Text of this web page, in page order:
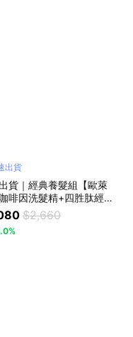
出貨
貨｜經典養髮組【歐萊
啡因洗髮精+四胜肽經典
(贈髮油+提袋)
$2,660